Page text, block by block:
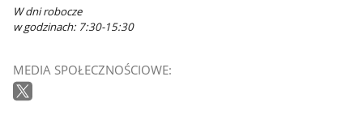
W dni robocze
w godzinach: 7:30-15:30
MEDIA SPOŁECZNOŚCIOWE: